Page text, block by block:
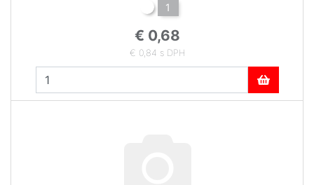
1
€ 0,68
€ 0,84 s DPH